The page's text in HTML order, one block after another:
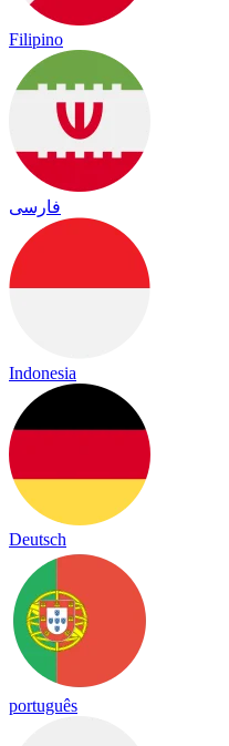
Filipino
فارسی
Indonesia
Deutsch
português